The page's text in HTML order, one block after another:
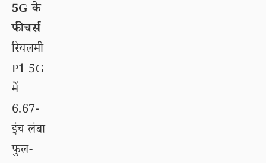
5G के
फीचर्स
रियलमी
P1 5G
में
6.67-
इंच लंबा
फुल-